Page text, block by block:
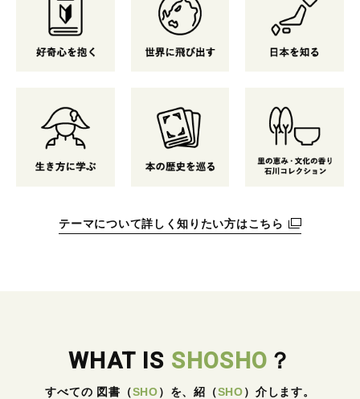
テーマについて詳しく知りたい方はこちら
WHAT IS SHOSHO ？
すべての 図書 （SHO） を、紹 （SHO） 介します。